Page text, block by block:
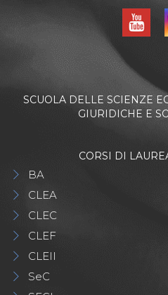
SCUOLA DELLE SCIENZE
GIURIDICHE E
CORSI DI
BA
CLEA
CLEC
CLEF
CLEII
SeC